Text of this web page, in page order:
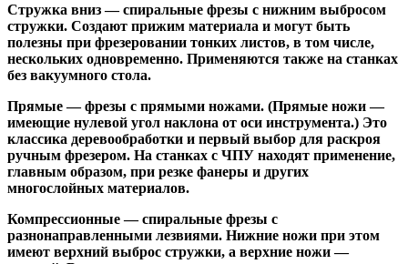
Стружка вниз— спиральные фрезы с нижним выбросом
стружки. Создают прижим материала и могут быть
полезны при фрезеровании тонких листов, в том числе,
нескольких одновременно. Применяются также на станках
без вакуумного стола.
Прямые— фрезы с прямыми ножами. (Прямые ножи —
имеющие нулевой угол наклона от оси инструмента.) Это
классика деревообработки и первый выбор для раскроя
ручным фрезером. На станках с ЧПУ находят применение,
главным образом, при резке фанеры и других
многослойных материалов.
Компрессионные— спиральные фрезы с
разнонаправленными лезвиями. Нижние ножи при этом
имеют верхний выброс стружки, а верхние ножи —